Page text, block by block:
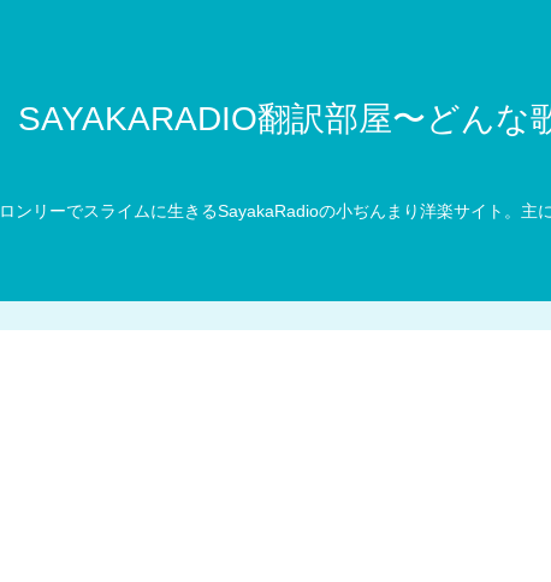
SAYAKARADIO翻訳部屋〜どんな
ロンリーでスライムに生きるSayakaRadioの小ぢんまり洋楽サイト。主